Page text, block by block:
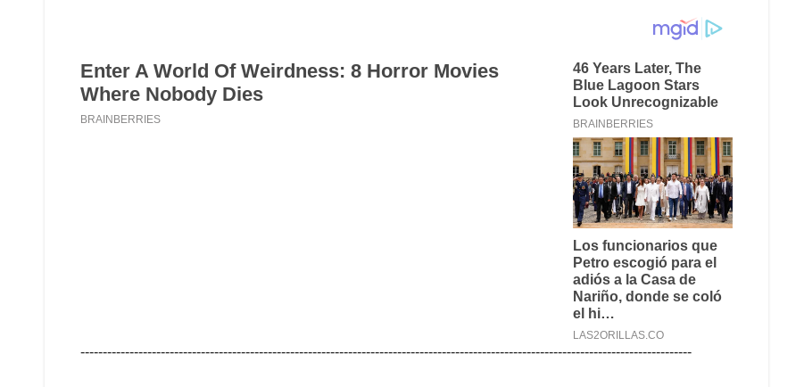
-----------------------------------------------------------------------------------------------------------------------------------------